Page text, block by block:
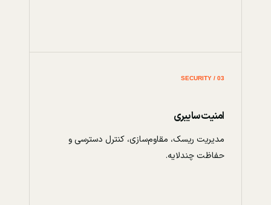
03 / SECURITY
امنیت سایبری
مدیریت ریسک، مقاوم‌سازی، کنترل دسترسی و
حفاظت چندلایه.